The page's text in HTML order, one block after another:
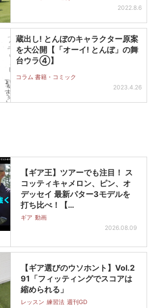
2022.8.6
蔵出し! とんぼのキャラクター原案
を大公開【「オーイ! とんぼ」の舞
台ウラ④】
コラム 書籍・コミック
2023.4.26
【ギア王】ツアーでも注目！ ス
コッティキャメロン、ピン、オ
デッセイ 最新パター3モデルを
打ち比べ！【…
ギア 動画
2026.08.09
【ギア選びのウソホント】Vol.2
91「フィッティングでスコアは
縮められる」
レッスン 練習法 週刊GD